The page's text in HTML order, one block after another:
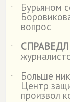
˙
Бурьяном
вопрос
˙
˙
Больше
Центр
произвол